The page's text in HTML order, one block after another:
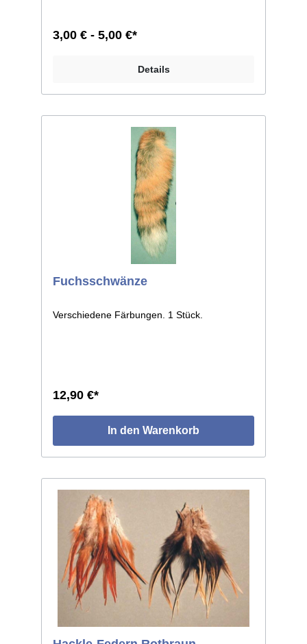
3,00 € - 5,00 €*
Details
Fuchsschwänze
Verschiedene Färbungen. 1 Stück.
12,90 €*
In den Warenkorb